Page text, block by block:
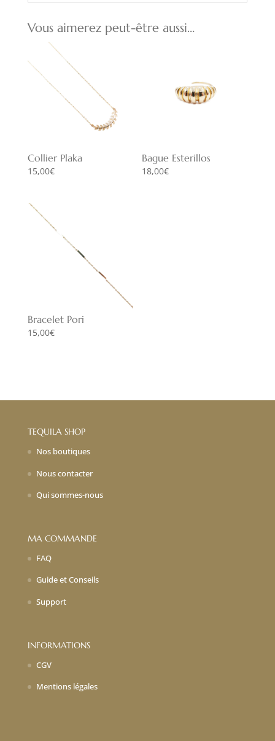
Vous aimerez peut-être aussi…
Collier Plaka
15,00€
Bague Esterillos
18,00€
Bracelet Pori
15,00€
TEQUILA SHOP
Nos boutiques
Nous contacter
Qui sommes-nous
MA COMMANDE
FAQ
Guide et Conseils
Support
INFORMATIONS
CGV
Mentions légales